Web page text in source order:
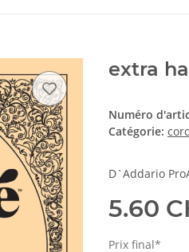
extra
Numéro
Catégorie:
D`Addario
5.60
Prix final*